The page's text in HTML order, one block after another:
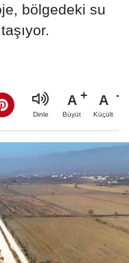
bölgedeki su
Dinle
A
Büyüt
A
Küçült